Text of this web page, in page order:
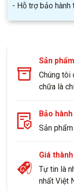
- Hỗ trợ bảo hành
Sản
Chúng tôi
chữa là
Bảo
Sản
Giá
Tự tin là
nhất Việt